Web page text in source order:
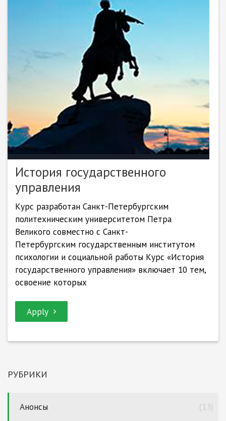
История государственного
управления
Курс разработан Санкт-Петербургским
политехническим университетом Петра
Великого совместно с Санкт-
Петербургским государственным институтом
психологии и социальной работы Курс «История
государственного управления» включает 10 тем,
освоение которых
Apply
РУБРИКИ
Анонсы (13)